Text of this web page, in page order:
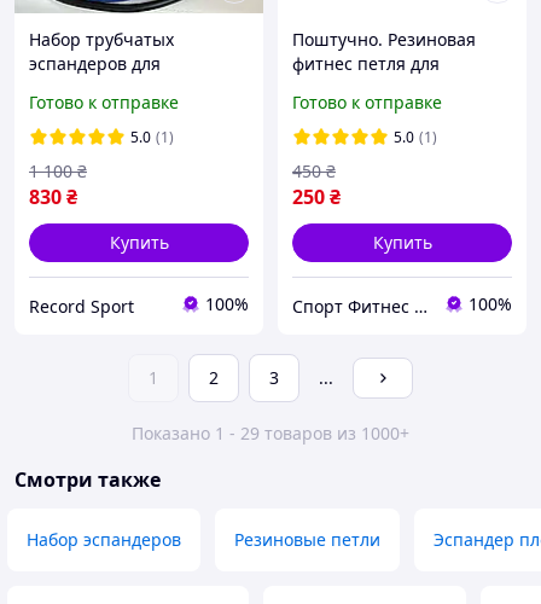
Набор трубчатых
эспандеров для
Home Gym 5 шт. original
Готово к отправке
5.0 (1)
830₴
1 100 ₴
Купить
Record Sport 100%
Поштучно. Резиновая
фитнес петля для
Петли для спорта U-
Powex FHS, код:
Готово к отправке
5.0 (1)
250₴
450 ₴
Купить
Спорт Фитнес Хобби - качественные товары оптом и в розницу 100%
1 2 3 ...
Показано 1 - 29 товаров из 1000+
Смотри также
Набор эспандеров Резиновые петли Эспандер